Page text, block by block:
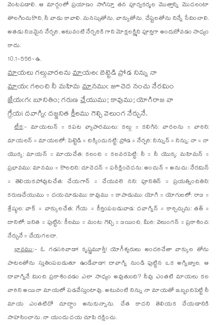
వెంటపడాలి. ఆ మార్గంలో ప్రయాణం సాగిస్తూ తన పూర్వకర్మల మొత్తాన్ని మొదలంటా
తొలగించుకొని, నీ వాడు కావాలి. మనస్సుతోను, వాక్కుతోను, చేష్టలతోను నిన్నే సేవించాలి.
అతడు నిజమైన నేర్పరి. అటువంటి నేర్పరికి గాని మోక్షలక్ష్మిని పూర్తిగా అందుకోవడం సాధ్యం
కాదు.
10.1-556-ఉ.
మాయలు గల్గువారలనుమాయలఁ బెట్టెడి ప్రోడ నిన్ను నా
మాయఁగలంచి నీ మహిమమానముఁ జూచెద నంచు నేరమిం
జేయఁగఁ బూనితిం; గరుణచేయుము; కావుము; యోగిరాజ వా
గ్గేయ! దవాగ్నిఁ దజ్జనితకీలము గెల్చి వెలుంగ నేర్చునే.
టీక:- మాయలున్ = కపట వ్యాపారములు; కల్గు = కలిగిన; వారలను = వారిని;
మాయలన్ = మాయలలో; పెట్టెడి = చిక్కించునట్టి; ప్రోడ = నేర్పరి; నిన్నున్ = నిన్ను; నా = నా
యొక్క; మాయన్ = మాయచేత; కలంచి = కలవరపెట్టి; నీ = నీ యొక్క; మహిమన్ =
ప్రభావము; మానము = కొలదిని; చూచెదన్ = పరీక్షించెదను; అంచున్ = అనుచు; నేరమిన్
= తెలియకపోవుటచేత; చేయగాన్ = చేయవలె నని; పూనితిన్ = ప్రయత్నించితిని;
కరుణచేయుము = దయచూడుము; కావుము = కాపాడుము; యోగి = యోగులలో; రాజ =
శ్రేష్ఠుల; వాక్ = వాక్కులచేత; గేయ = కీర్తింపబడువాడ; దవాగ్నిన్ = కార్చిచ్చును; తత్ =
దానిలో; జనిత = పుట్టిన; కీలము = మంట; గెల్చి = జయించి, మీరి; వెలుంగన్ = ప్రకాశించ;
నేర్చునే = చేయగలదా.
భావము:- ఓ గడసరివాడా! కృష్ణమూర్తీ! యోగీశ్వరులు అందరిచేతా వాక్కుల తోను
పాటలతోను స్తుతింపబడుతూ ఉండేవాడా! దావాగ్ని నుండి పుట్టిన ఒక అగ్నిజ్వాల, ఆ
దావాగ్నినే మించి ప్రకాశించడం ఎలా సాధ్యం అవుతుంది? నీవు ఎంతటి మాయలు కల
వారిని అయినా మాయలో పడవేస్తుంటావు. అటువంటి నిన్ను నా మాయతో ఇబ్బందిపెట్టి నీ
మాయ ఎంతటిదో చూద్దాం అనుకున్నాను. చేత కాదని తెలియక చేయడానికి
సాహసించాను. నా యందు దయ చూపి రక్షించు.